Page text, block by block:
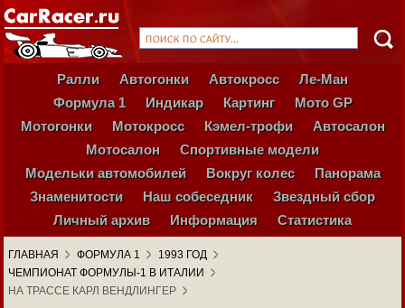
Ралли Автогонки Автокросс
Ле-Ман
Формула 1
Индикар Картинг
Мото GP
Мотогонки
Мотокросс Кэмел-трофи
Автосалон
Мотосалон
Спортивные модели
Модельки автомобилей
Вокруг колес
Панорама
Знаменитости
Наш собеседник
Звездный сбор
Личный архив
Информация Статистика
ГЛАВНАЯ ФОРМУЛА 1
1993 ГОД
ЧЕМПИОНАТ ФОРМУЛЫ-1 В ИТАЛИИ
НА ТРАССЕ КАРЛ ВЕНДЛИНГЕР